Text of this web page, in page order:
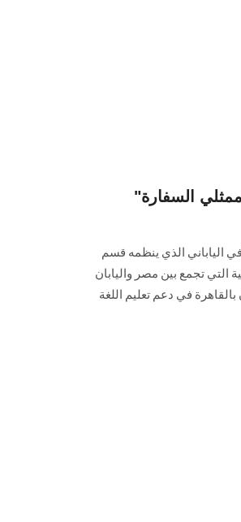
"اليوم الثقافي الياباني" بكلية الألسن بحضور ممثلي السفارة
الياباني الذي ينظمه قسم
التي تجمع بين مصر واليابان
في دعم تعليم اللغة